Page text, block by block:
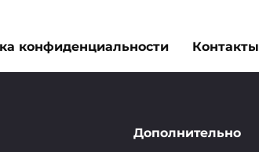
Киев
конфиденциальности Контакты
Дополнительно